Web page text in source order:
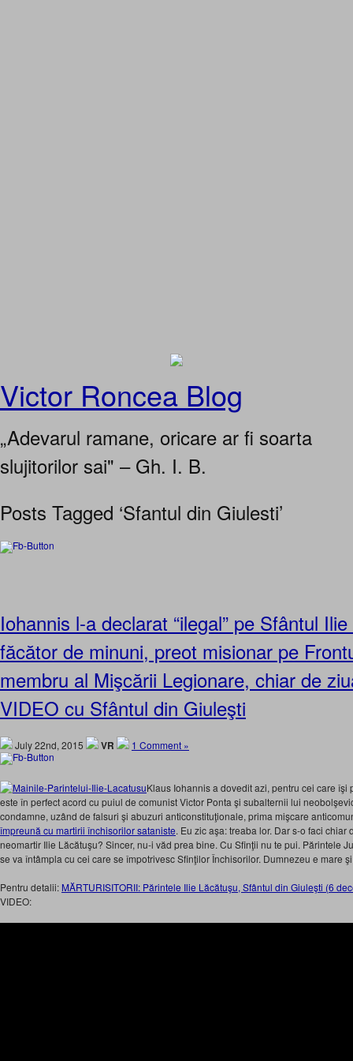
Victor Roncea Blog
„Adevarul ramane, oricare ar fi soarta
slujitorilor sai" – Gh. I. B.
Posts Tagged ‘Sfantul din Giulesti’
Iohannis l-a declarat “ilegal” pe Sfântul
făcător de minuni, preot misionar pe
membru al Mişcării Legionare, chiar de
VIDEO cu Sfântul din Giuleşti
July 22nd, 2015 VR 1 Comment »
Klaus Iohannis a dovedit azi, pentru cei care îşi
este în perfect acord cu puiul de comunist Victor Ponta şi subalternii lui
condamne, uzând de falsuri şi abuzuri anticonstituţionale, prima mişcare
împreună cu martirii închisorilor sataniste. Eu zic aşa: treaba lor. Dar s-o faci
neomartir Ilie Lăcătuşu? Sincer, nu-i văd prea bine. Cu Sfinţii nu te pui. Părintele
se va întâmpla cu cei care se împotrivesc Sfinţilor Închisorilor. Dumnezeu e mare
Pentru detalii: MĂRTURISITORII: Părintele Ilie Lăcătuşu, Sfântul din Giuleşti (6
VIDEO: